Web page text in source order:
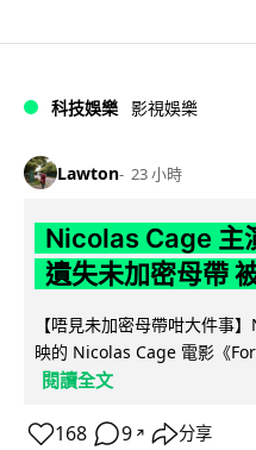
科技娛樂 影視娛樂
Lawton 23 小時
Nicolas Cage 主
遺失未加密母帶
【唔見未加密母帶咁大件事
映的 Nicolas Cage 電影《
閱讀全文
168 9 ↗ 分享